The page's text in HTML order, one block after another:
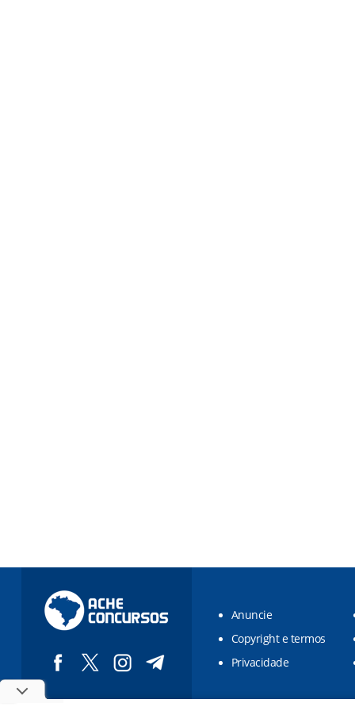
Anuncie
Copyright e termos
Privacidade